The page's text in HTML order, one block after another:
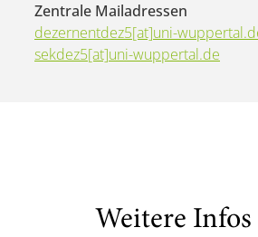
Zentrale Mailadressen
dezernentdez5[at]uni-
sekdez5[at]uni-wuppertal.de
Weitere Infos